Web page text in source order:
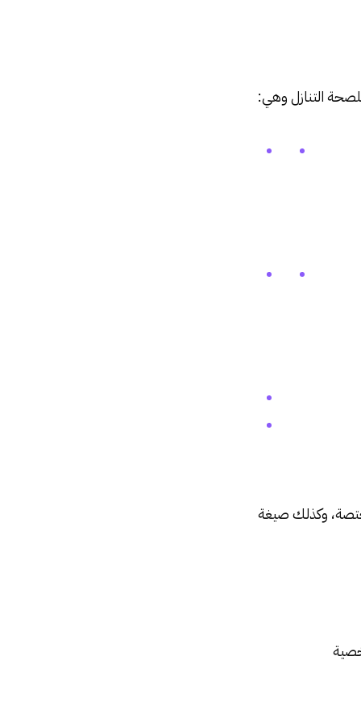
التنازل وهي:
وكذلك صيغة